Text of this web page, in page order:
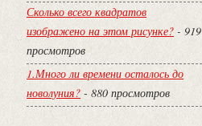
Сколько всего квадратов
изображено на этом рисунке? - 919
просмотров
1.Много ли времени осталось до
новолуния? - 880 просмотров